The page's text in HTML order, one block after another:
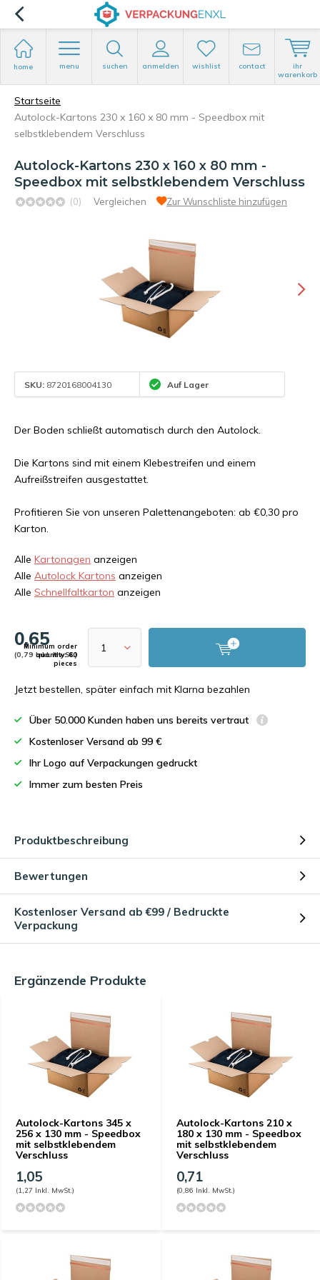
home menu suchen anmelden wishlist contact
ihr
warenkorb
Startseite
Autolock-Kartons 230 x 160 x 80 mm - Speedbox mit
selbstklebendem Verschluss
Autolock-Kartons 230 x 160 x 80 mm -
Speedbox mit selbstklebendem Verschluss
(0) Vergleichen Zur Wunschliste hinzufügen
SKU: 8720168004130 Auf Lager
Der Boden schließt automatisch durch den Autolock.
Die Kartons sind mit einem Klebestreifen und einem
Aufreißstreifen ausgestattet.
Profitieren Sie von unseren Palettenangeboten: ab €0,30 pro
Karton.
Alle Kartonagen anzeigen
Alle Autolock Kartons anzeigen
Alle Schnellfaltkarton anzeigen
0,65
(0,79 Inkl. MwSt.)
Minimum order
quantity: 60
pieces
Jetzt bestellen, später einfach mit Klarna bezahlen
Über 50.000 Kunden haben uns bereits vertraut
Kostenloser Versand ab 99 €
Ihr Logo auf Verpackungen gedruckt
Immer zum besten Preis
Produktbeschreibung
Bewertungen
Kostenloser Versand ab €99 / Bedruckte
Verpackung
Ergänzende Produkte
Autolock-Kartons 345 x
256 x 130 mm - Speedbox
mit selbstklebendem
Verschluss
1,05
(1,27 Inkl. MwSt.)
Autolock-Kartons 210 x
180 x 130 mm - Speedbox
mit selbstklebendem
Verschluss
0,71
(0,86 Inkl. MwSt.)